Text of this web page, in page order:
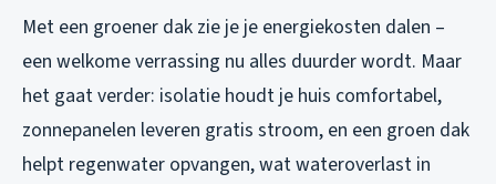
Met een groener dak zie je je energiekosten dalen –
een welkome verrassing nu alles duurder wordt. Maar
het gaat verder: isolatie houdt je huis comfortabel,
zonnepanelen leveren gratis stroom, en een groen dak
helpt regenwater opvangen, wat wateroverlast in